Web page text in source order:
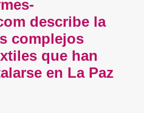
describe la
complejos
que han
en La Paz